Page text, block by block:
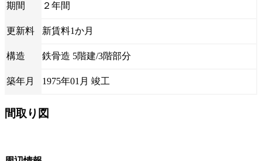
期間 ２年間
更新料 新賃料1か月
構造 鉄骨造 5階建/3階部分
築年月 1975年01月 竣工
間取り図